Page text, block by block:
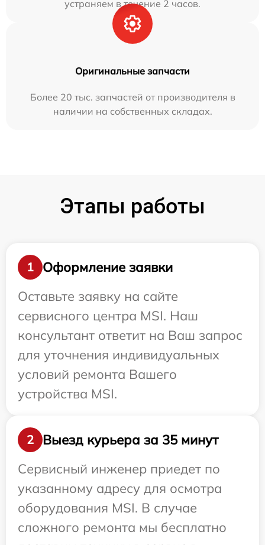
устраняем в течение 2 часов.
Оригинальные запчасти
Более 20 тыс. запчастей от производителя в
наличии на собственных складах.
Этапы работы
1
Оформление заявки
Оставьте заявку на сайте
сервисного центра MSI. Наш
консультант ответит на Ваш запрос
для уточнения индивидуальных
условий ремонта Вашего
устройства MSI.
2
Выезд курьера за 35 минут
Сервисный инженер приедет по
указанному адресу для осмотра
оборудования MSI. В случае
сложного ремонта мы бесплатно